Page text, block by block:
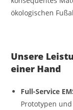
ökologischen
Unsere
einer Hand
Full-Service
Prototypen